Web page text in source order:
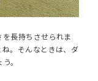
長持ちさせられま
。そんなときは、ダ
。